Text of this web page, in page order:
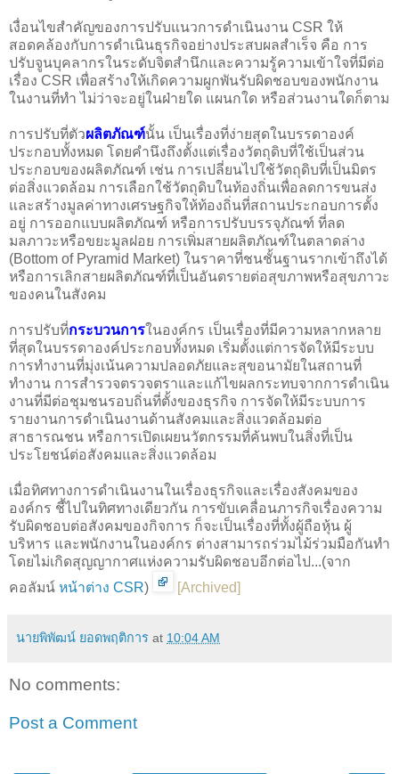
เงื่อนไขสำคัญของการปรับแนวการดำเนินงาน CSR ให้
สอดคล้องกับการดำเนินธุรกิจอย่างประสบผลสำเร็จ คือ การ
ปรับจูนบุคลากรในระดับจิตสำนึกและความรู้ความเข้าใจที่มีต่อ
เรื่อง CSR เพื่อสร้างให้เกิดความผูกพันรับผิดชอบของพนักงาน
ในงานที่ทำ ไม่ว่าจะอยู่ในฝ่ายใด แผนกใด หรือส่วนงานใดก็ตาม
การปรับที่ตัวผลิตภัณฑ์นั้น เป็นเรื่องที่ง่ายสุดในบรรดาองค์
ประกอบทั้งหมด โดยคำนึงถึงตั้งแต่เรื่องวัตถุดิบที่ใช้เป็นส่วน
ประกอบของผลิตภัณฑ์ เช่น การเปลี่ยนไปใช้วัตถุดิบที่เป็นมิตร
ต่อสิ่งแวดล้อม การเลือกใช้วัตถุดิบในท้องถิ่นเพื่อลดการขนส่ง
และสร้างมูลค่าทางเศรษฐกิจให้ท้องถิ่นที่สถานประกอบการตั้ง
อยู่ การออกแบบผลิตภัณฑ์ หรือการปรับบรรจุภัณฑ์ ที่ลด
มลภาวะหรือขยะมูลฝอย การเพิ่มสายผลิตภัณฑ์ในตลาดล่าง
(Bottom of Pyramid Market) ในราคาที่ชนชั้นฐานรากเข้าถึงได้
หรือการเลิกสายผลิตภัณฑ์ที่เป็นอันตรายต่อสุขภาพหรือสุขภาวะ
ของคนในสังคม
การปรับที่กระบวนการในองค์กร เป็นเรื่องที่มีความหลากหลาย
ที่สุดในบรรดาองค์ประกอบทั้งหมด เริ่มตั้งแต่การจัดให้มีระบบ
การทำงานที่มุ่งเน้นความปลอดภัยและสุขอนามัยในสถานที่
ทำงาน การสำรวจตรวจตราและแก้ไขผลกระทบจากการดำเนิน
งานที่มีต่อชุมชนรอบถิ่นที่ตั้งของธุรกิจ การจัดให้มีระบบการ
รายงานการดำเนินงานด้านสังคมและสิ่งแวดล้อมต่อ
สาธารณชน หรือการเปิดเผยนวัตกรรมที่ค้นพบในสิ่งที่เป็น
ประโยชน์ต่อสังคมและสิ่งแวดล้อม
เมื่อทิศทางการดำเนินงานในเรื่องธุรกิจและเรื่องสังคมของ
องค์กร ชี้ไปในทิศทางเดียวกัน การขับเคลื่อนภารกิจเรื่องความ
รับผิดชอบต่อสังคมของกิจการ ก็จะเป็นเรื่องที่ทั้งผู้ถือหุ้น ผู้
บริหาร และพนักงานในองค์กร ต่างสามารถร่วมไม้ร่วมมือกันทำ
โดยไม่เกิดสุญญากาศแห่งความรับผิดชอบอีกต่อไป...(จาก
คอลัมน์ หน้าต่าง CSR) [Archived]
นายพิพัฒน์ ยอดพฤติการ at 10:04 AM
No comments:
Post a Comment